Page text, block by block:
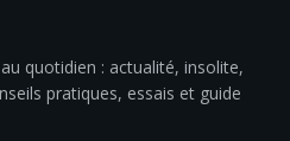
quotidien : actualité, insolite,
pratiques, essais et guide